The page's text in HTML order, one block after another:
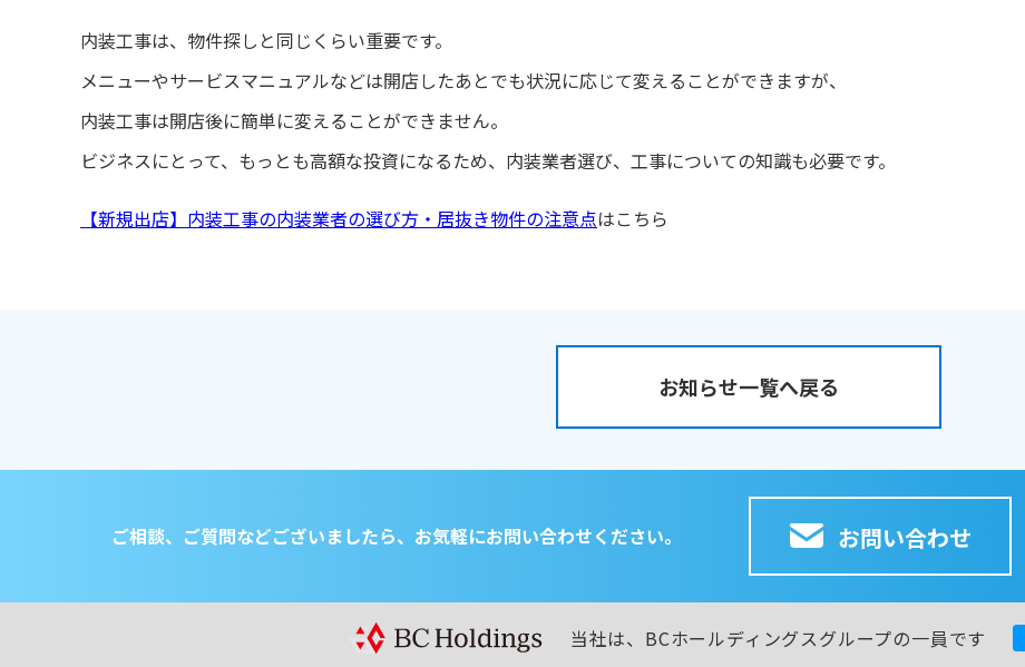
内装工事は、物件探しと同じくらい重要です。
メニューやサービスマニュアルなどは開店したあとでも状況に応じて変えることができますが、
内装工事は開店後に簡単に変えることができません。
ビジネスにとって、もっとも高額な投資になるため、内装業者選び、工事についての知識も必要です。
【新規出店】内装工事の内装業者の選び方・居抜き物件の注意点はこちら
お知らせ一覧へ戻る
ご相談、ご質問などございましたら、 お気軽にお問い合わせください。 お問い合わせ
当社は、BCホールディングスグループの一員です